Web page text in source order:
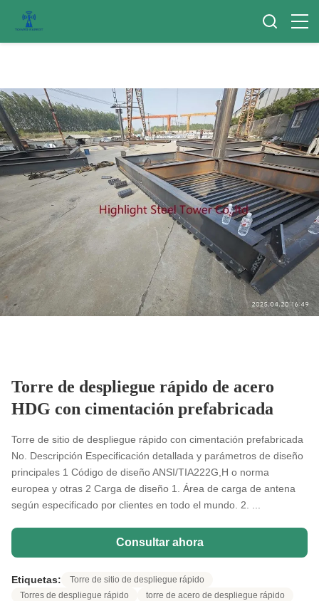
Torre de despliegue rápido de acero
HDG con cimentación prefabricada
Torre de sitio de despliegue rápido con cimentación prefabricada
No. Descripción Especificación detallada y parámetros de diseño
principales 1 Código de diseño ANSI/TIA222G,H o norma
europea y otras 2 Carga de diseño 1. Área de carga de antena
según especificado por clientes en todo el mundo. 2. ...
Consultar ahora
Etiquetas:
Torre de sitio de despliegue rápido
Torres de despliegue rápido
torre de acero de despliegue rápido